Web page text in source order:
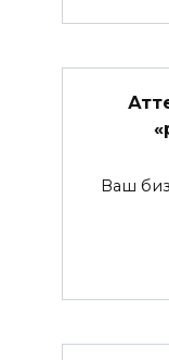
Ваш